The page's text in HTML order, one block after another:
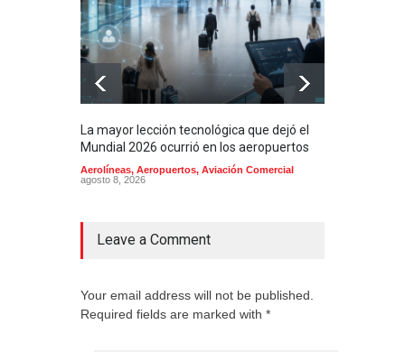
La mayor lección tecnológica que dejó el
Mundial 2026 ocurrió en los aeropuertos
Aerolíneas, Aeropuertos, Aviación Comercial
agosto 8, 2026
Leave a Comment
Your email address will not be published.
Required fields are marked with *